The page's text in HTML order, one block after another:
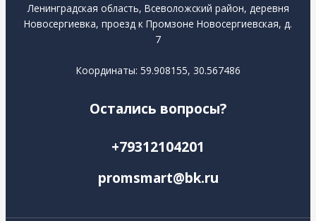
Ленинградская область, Всеволожский район, деревня
Новосергиевка, проезд к Промзоне Новосергиевская, д.
7
Координаты: 59.908155, 30.567486
Остались вопросы?
+79312104201
promsmart@bk.ru